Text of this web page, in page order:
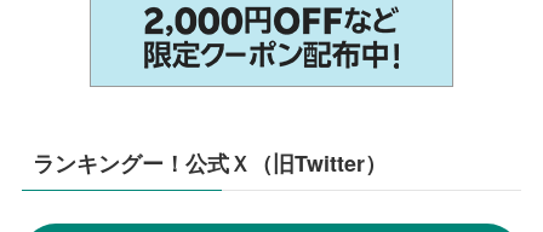
ランキングー！公式Ｘ（旧Twitter）